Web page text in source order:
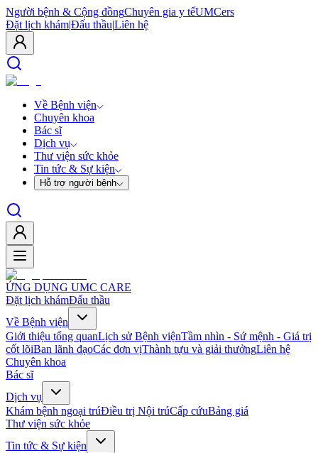
Người bệnh & Cộng đồngChuyên gia y tếUMCers
Đặt lịch khám|Đấu thầu|Liên hệ
Về Bệnh viện
Chuyên khoa
Bác sĩ
Dịch vụ
Thư viện sức khỏe
Tin tức & Sự kiện
Hỗ trợ người bệnh
ỨNG DỤNG UMC CARE
Đặt lịch khámĐấu thầu
Về Bệnh viện
Giới thiệu tổng quanLịch sử Bệnh việnTầm nhìn - Sứ mệnh - Giá trị
cốt lõiBan lãnh đạoCác đơn vịThành tựu và giải thưởngLiên hệ
Chuyên khoa
Bác sĩ
Dịch vụ
Khám bệnh ngoại trúĐiều trị Nội trúCấp cứuBảng giá
Thư viện sức khỏe
Tin tức & Sự kiện